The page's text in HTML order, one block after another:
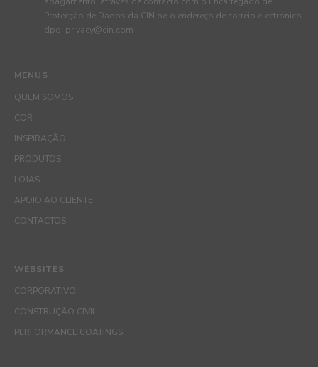
MENUS
QUEM SOMOS
COR
INSPIRAÇÃO
PRODUTOS
LOJAS
APOIO AO CLIENTE
CONTACTOS
Protecção de Dados da CIN pelo endereço de correio electrónico
dpo_privacy@cin.com
WEBSITES
CORPORATIVO
CONSTRUÇÃO CIVIL
PERFORMANCE COATINGS